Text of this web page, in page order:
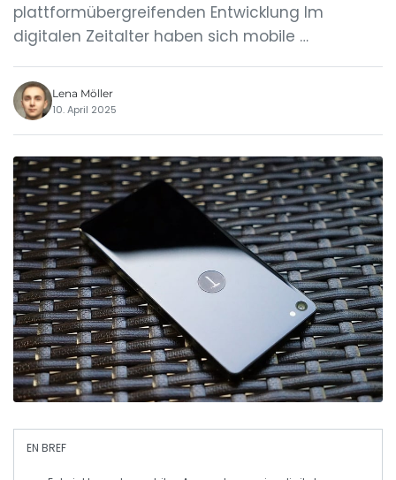
plattformübergreifenden Entwicklung Im
digitalen Zeitalter haben sich mobile …
Lena Möller
10. April 2025
EN BREF